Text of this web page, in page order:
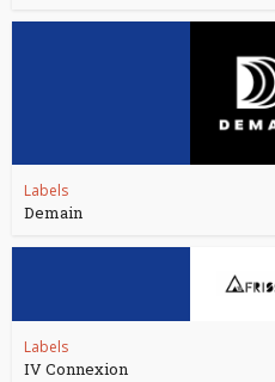
Labels
Demain
Labels
IV Connexion